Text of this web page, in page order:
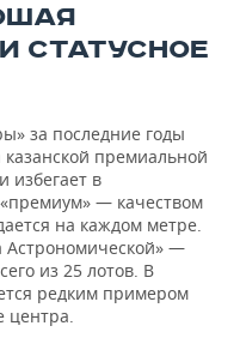
СТАТУСНОЕ
за последние годы
премиальной
избегает в
— качеством
на каждом метре.
Астрономической» —
из 25 лотов. В
редким примером
центра.